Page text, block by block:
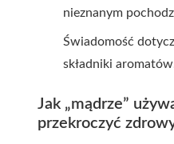
nieznanym
Świadomość
składniki
Jak „mądrze”
przekroczyć